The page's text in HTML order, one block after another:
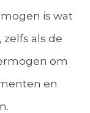
is wat
als de
om
en